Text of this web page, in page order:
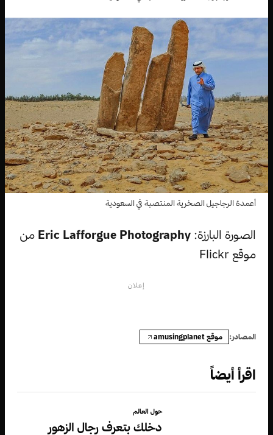
أعمدة الرجاجيل الصخرية المنتصبة في السعودية
الصورة البارزة: Eric Lafforgue Photography من
موقع Flickr
إعلان
المصادر: موقع amusingplanet
اقرأ أيضاً
حول العالم
دخلك بتعرف رجال الزهور